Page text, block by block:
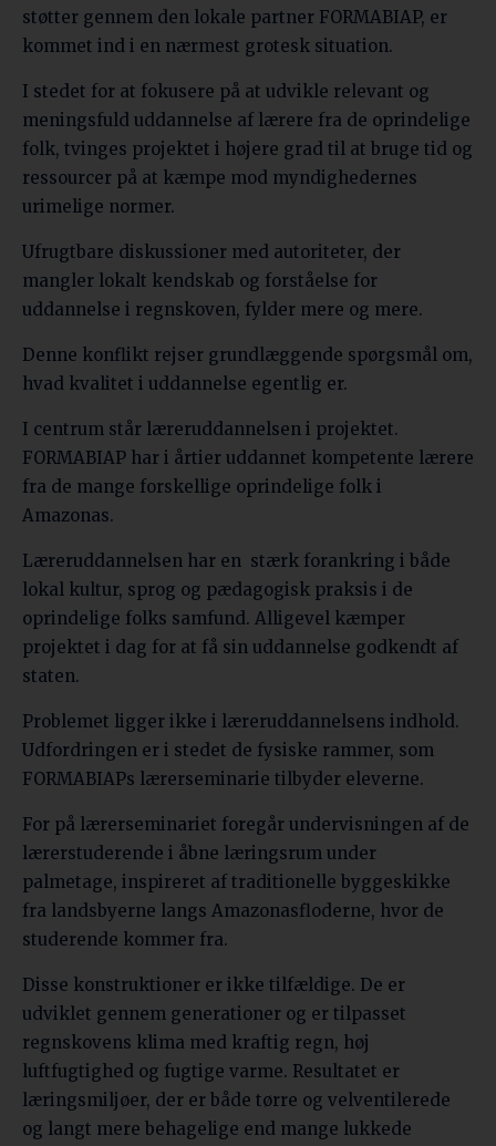
støtter gennem den lokale partner FORMABIAP, er
kommet ind i en nærmest grotesk situation.
I stedet for at fokusere på at udvikle relevant og
meningsfuld uddannelse af lærere fra de oprindelige
folk, tvinges projektet i højere grad til at bruge tid og
ressourcer på at kæmpe mod myndighedernes
urimelige normer.
Ufrugtbare diskussioner med autoriteter, der
mangler lokalt kendskab og forståelse for
uddannelse i regnskoven, fylder mere og mere.
Denne konflikt rejser grundlæggende spørgsmål om,
hvad kvalitet i uddannelse egentlig er.
I centrum står læreruddannelsen i projektet.
FORMABIAP har i årtier uddannet kompetente lærere
fra de mange forskellige oprindelige folk i
Amazonas.
Læreruddannelsen har en stærk forankring i både
lokal kultur, sprog og pædagogisk praksis i de
oprindelige folks samfund. Alligevel kæmper
projektet i dag for at få sin uddannelse godkendt af
staten.
Problemet ligger ikke i læreruddannelsens indhold.
Udfordringen er i stedet de fysiske rammer, som
FORMABIAPs lærerseminarie tilbyder eleverne.
For på lærerseminariet foregår undervisningen af de
lærerstuderende i åbne læringsrum under
palmetage, inspireret af traditionelle byggeskikke
fra landsbyerne langs Amazonasfloderne, hvor de
studerende kommer fra.
Disse konstruktioner er ikke tilfældige. De er
udviklet gennem generationer og er tilpasset
regnskovens klima med kraftig regn, høj
luftfugtighed og fugtige varme. Resultatet er
læringsmiljøer, der er både tørre og velventilerede
og langt mere behagelige end mange lukkede